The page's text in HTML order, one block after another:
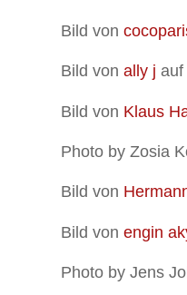
Bild von
Bild von ally j auf
Bild von Klaus
Photo by Zosia
Bild von
Bild von engin
Photo by Jens